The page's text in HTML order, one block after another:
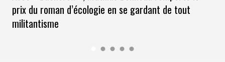
prix du roman d’écologie en se gardant de tout
militantisme